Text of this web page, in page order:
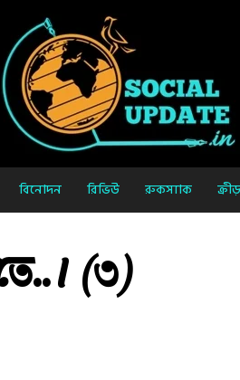
বিনোদন রিভিউ রুকস্যাক
(৩)